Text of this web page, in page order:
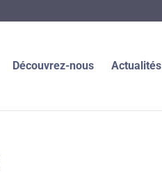
Découvrez-nous Actualités